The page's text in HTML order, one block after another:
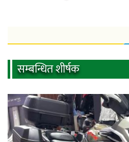
सम्बन्धित शीर्षक